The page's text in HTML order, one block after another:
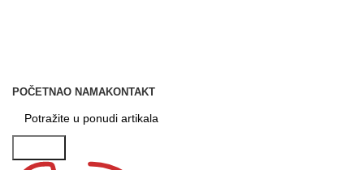
POČETNAO NAMAKONTAKT